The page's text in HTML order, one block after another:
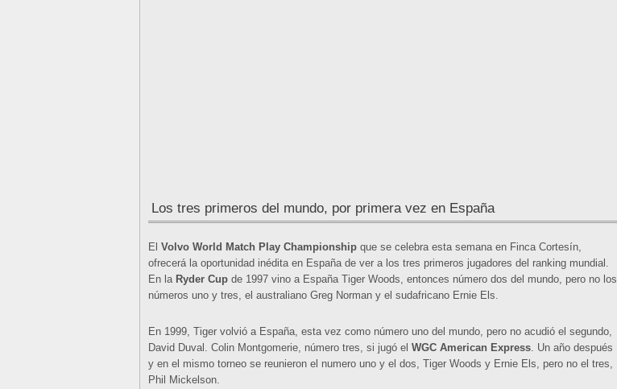
Los tres primeros del mundo, por primera vez en España
El Volvo World Match Play Championship que se celebra esta semana en Finca Cortesín,
ofrecerá la oportunidad inédita en España de ver a los tres primeros jugadores del ranking mundial.
En la Ryder Cup de 1997 vino a España Tiger Woods, entonces número dos del mundo, pero no los
números uno y tres, el australiano Greg Norman y el sudafricano Ernie Els.
En 1999, Tiger volvió a España, esta vez como número uno del mundo, pero no acudió el segundo,
David Duval. Colin Montgomerie, número tres, si jugó el WGC American Express. Un año después
y en el mismo torneo se reunieron el numero uno y el dos, Tiger Woods y Ernie Els, pero no el tres,
Phil Mickelson.